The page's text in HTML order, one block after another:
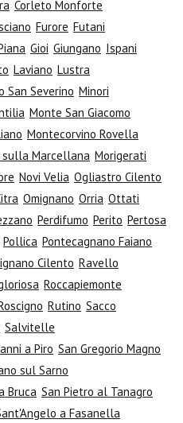
Corleto Monforte
Furore Futani
Gioi Giungano Ispani
Laviano Lustra
San Severino Minori
Monte San Giacomo
Montecorvino Rovella
Marcellana Morigerati
Novi Velia Ogliastro Cilento
Omignano Orria Ottati
Perdifumo Perito Pertosa
Pollica Pontecagnano Faiano
Cilento Ravello
Roccapiemonte
Rutino Sacco
Salvitelle
a Piro San Gregorio Magno
sul Sarno
Bruca San Pietro al Tanagro
a Fasanella